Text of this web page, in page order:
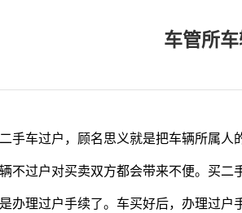
车管所
二手车过户，顾名思义就是把车辆所属
不过户对买卖双方都会带来不便。买
办理过户手续了。车买好后，办理过